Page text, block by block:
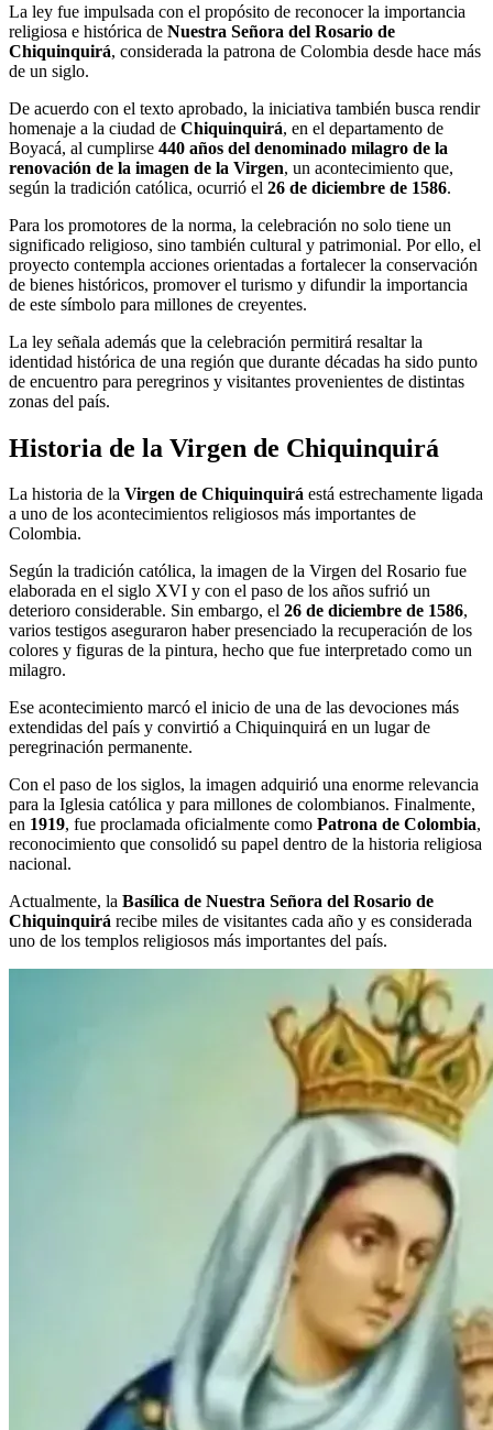
La ley fue impulsada con el propósito de reconocer la importancia
religiosa e histórica de Nuestra Señora del Rosario de
Chiquinquirá, considerada la patrona de Colombia desde hace más
de un siglo.
De acuerdo con el texto aprobado, la iniciativa también busca rendir
homenaje a la ciudad de Chiquinquirá, en el departamento de
Boyacá, al cumplirse 440 años del denominado milagro de la
renovación de la imagen de la Virgen, un acontecimiento que,
según la tradición católica, ocurrió el 26 de diciembre de 1586.
Para los promotores de la norma, la celebración no solo tiene un
significado religioso, sino también cultural y patrimonial. Por ello, el
proyecto contempla acciones orientadas a fortalecer la conservación
de bienes históricos, promover el turismo y difundir la importancia
de este símbolo para millones de creyentes.
La ley señala además que la celebración permitirá resaltar la
identidad histórica de una región que durante décadas ha sido punto
de encuentro para peregrinos y visitantes provenientes de distintas
zonas del país.
Historia de la Virgen de Chiquinquirá
La historia de la Virgen de Chiquinquirá está estrechamente ligada
a uno de los acontecimientos religiosos más importantes de
Colombia.
Según la tradición católica, la imagen de la Virgen del Rosario fue
elaborada en el siglo XVI y con el paso de los años sufrió un
deterioro considerable. Sin embargo, el 26 de diciembre de 1586,
varios testigos aseguraron haber presenciado la recuperación de los
colores y figuras de la pintura, hecho que fue interpretado como un
milagro.
Ese acontecimiento marcó el inicio de una de las devociones más
extendidas del país y convirtió a Chiquinquirá en un lugar de
peregrinación permanente.
Con el paso de los siglos, la imagen adquirió una enorme relevancia
para la Iglesia católica y para millones de colombianos. Finalmente,
en 1919, fue proclamada oficialmente como Patrona de Colombia,
reconocimiento que consolidó su papel dentro de la historia religiosa
nacional.
Actualmente, la Basílica de Nuestra Señora del Rosario de
Chiquinquirá recibe miles de visitantes cada año y es considerada
uno de los templos religiosos más importantes del país.